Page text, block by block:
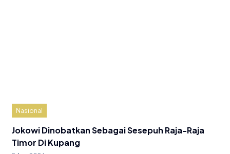
Nasional
Jokowi Dinobatkan Sebagai Sesepuh Raja-Raja
Timor Di Kupang